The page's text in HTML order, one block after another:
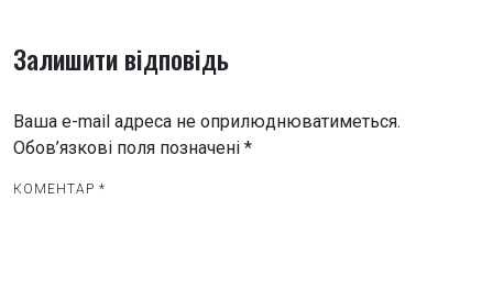
і
г
а
ц
і
Залишити відповідь
Ваша e-mail адреса не оприлюднюватиметься.
Обов’язкові поля позначені *
КОМЕНТАР *